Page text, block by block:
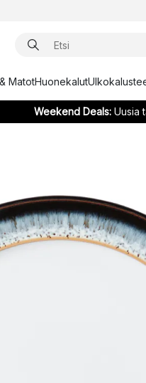
MatotHuonekalut
Weekend Deals:Uusia